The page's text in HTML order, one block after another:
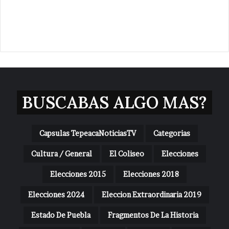
BUSCABAS ALGO MAS?
Capsulas TepeacaNoticiasTV Categorias
Cultura / General El Coliseo Elecciones
Elecciones 2015 Elecciones 2018
Elecciones 2024 Eleccion Extraordinaria 2019
Estado De Puebla Fragmentos De La Historia